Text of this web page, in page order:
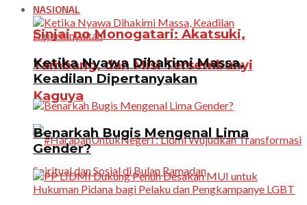
Sinjai no Monogatari: Akatsuki,
Tambang, dan Misi Tersembunyi
Kaguya
NASIONAL
Ketika Nyawa Dihakimi Massa,
Keadilan Dipertanyakan
Benarkah Bugis Mengenal Lima
Gender?